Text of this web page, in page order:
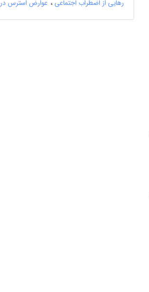
رهایی از اضطراب اجتماعی
عوارض استرس در